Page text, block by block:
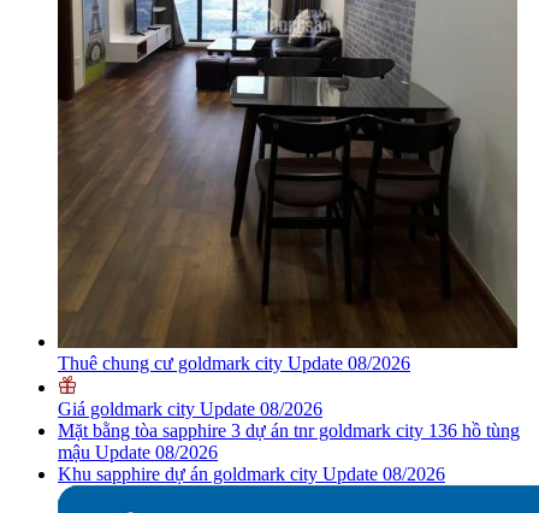
Thuê chung cư goldmark city Update 08/2026
Giá goldmark city Update 08/2026
Mặt bằng tòa sapphire 3 dự án tnr goldmark city 136 hồ tùng
mậu Update 08/2026
Khu sapphire dự án goldmark city Update 08/2026